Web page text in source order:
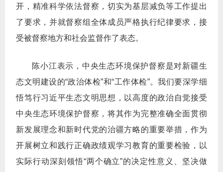
开，精准科学依法督察，切实为基层减负等工作提出
了要求，并就督察组全体成员严格执行纪律要求，接
受被督察地方和社会监督作了表态。
陈小江表示，中央生态环境保护督察是对新疆生
态文明建设的“政治体检”和“工作体检”。我们要深学细
悟笃行习近平生态文明思想，以高度的政治自觉接受
中央生态环境保护督察，将其作为完整准确全面贯彻
新发展理念和新时代党的治疆方略的重要举措，作为
开展树立和践行正确政绩观学习教育的重要检验，以
实际行动深刻领悟“两个确立”的决定性意义、坚决做